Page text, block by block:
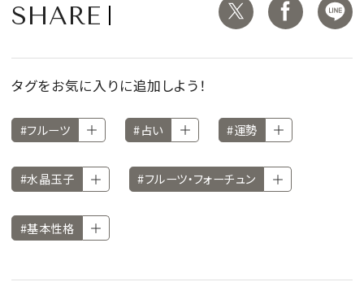
SHARE
タグをお気に入りに追加しよう！
#フルーツ #占い #運勢
#水晶玉子 #フルーツ・フォーチュン
#基本性格